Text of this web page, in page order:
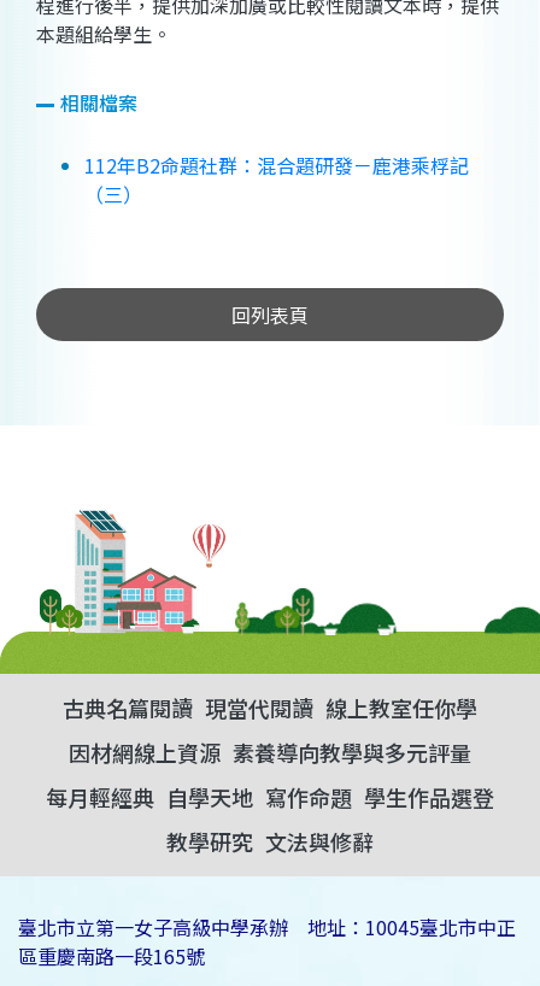
本題組給學生。
相關檔案
112年B2命題社群：混合題研發－鹿港乘桴記
（三）
回列表頁
古典名篇閱讀 現當代閱讀 線上教室任你學
因材網線上資源 素養導向教學與多元評量
每月輕經典 自學天地 寫作命題 學生作品選登
教學研究 文法與修辭
臺北市立第一女子高級中學承辦 地址：10045臺北市中正
區重慶南路一段165號